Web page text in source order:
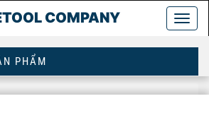
COMPANY
PHẨM
75mm